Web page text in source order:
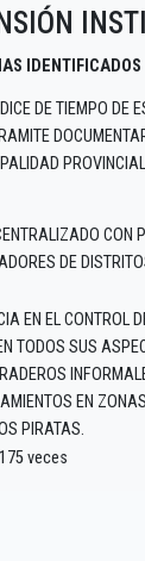
IDENTIFICADOS
DE TIEMPO DE
CON
DE
EN EL CONTROL
TODOS SUS
EN
PIRATAS.
veces